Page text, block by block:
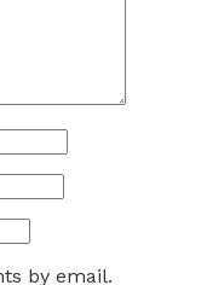
by email.